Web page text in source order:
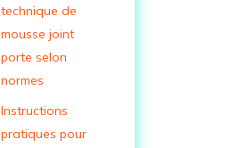
technique de
mousse joint
porte selon
normes
Instructions
pratiques pour